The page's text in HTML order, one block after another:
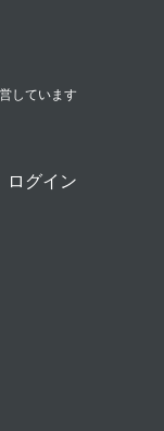
しています
ログイン